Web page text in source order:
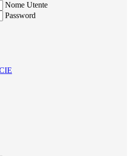
Nome Utente
Password